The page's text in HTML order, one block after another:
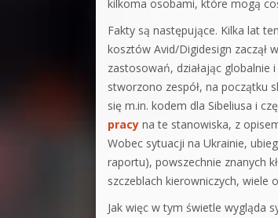
kilkoma osobami, które mogą
Fakty są następujące. Kilka lat
kosztów Avid/Digidesign zaczął
zastosowań, działając globalnie
stworzono zespół, na początku
się m.in. kodem dla Sibeliusa i
pracy na te stanowiska, z
Wobec sytuacji na Ukrainie,
raportu), powszechnie znanych
szczeblach kierowniczych, wiele
Jak więc w tym świetle wygląda